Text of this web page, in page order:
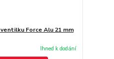
Force Alu 21 mm
Ihned k dodání